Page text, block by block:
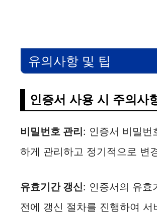
유의사항 및 팁
인증서 사용 시 주의사
비밀번호 관리: 인증서 비밀번
하게 관리하고 정기적으로 변
유효기간 갱신: 인증서의 유효
전에 갱신 절차를 진행하여 서